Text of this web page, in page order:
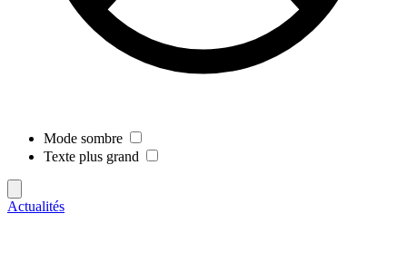
Mode sombre
Texte plus grand
Actualités